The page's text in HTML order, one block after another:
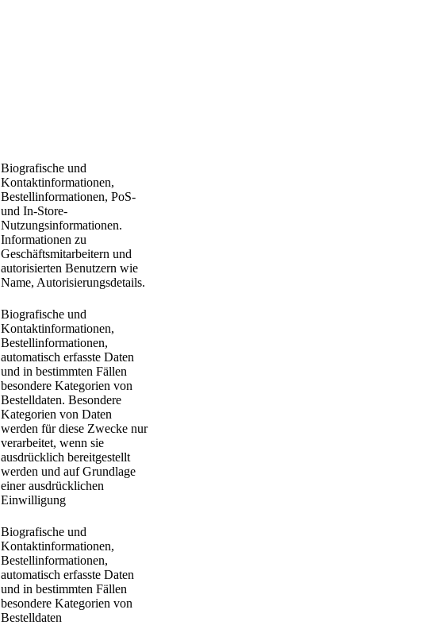
Biografische und
Kontaktinformationen,
Bestellinformationen, PoS-
und In-Store-
Nutzungsinformationen.
Informationen zu
Geschäftsmitarbeitern und
autorisierten Benutzern wie
Name, Autorisierungsdetails.
Biografische und
Kontaktinformationen,
Bestellinformationen,
automatisch erfasste Daten
und in bestimmten Fällen
besondere Kategorien von
Bestelldaten. Besondere
Kategorien von Daten
werden für diese Zwecke nur
verarbeitet, wenn sie
ausdrücklich bereitgestellt
werden und auf Grundlage
einer ausdrücklichen
Einwilligung
Biografische und
Kontaktinformationen,
Bestellinformationen,
automatisch erfasste Daten
und in bestimmten Fällen
besondere Kategorien von
Bestelldaten